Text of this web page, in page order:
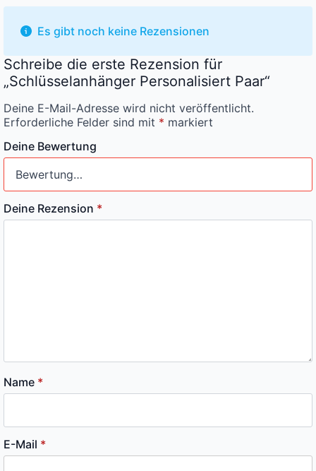
Es gibt noch keine Rezensionen
Schreibe die erste Rezension für
„Schlüsselanhänger Personalisiert Paar“
Deine E-Mail-Adresse wird nicht veröffentlicht.
Erforderliche Felder sind mit * markiert
Deine Bewertung
Deine Rezension *
Name *
E-Mail *